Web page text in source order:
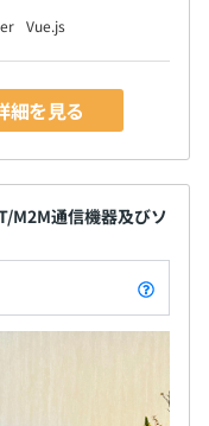
Vue.js
細を見る
M2M通信機器及びソ